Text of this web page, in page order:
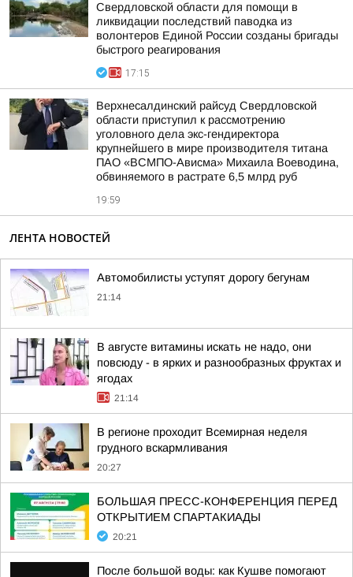
Свердловской области для помощи в
ликвидации последствий паводка из
волонтеров Единой России созданы бригады
быстрого реагирования
17:15
Верхнесалдинский райсуд Свердловской
области приступил к рассмотрению
уголовного дела экс-гендиректора
крупнейшего в мире производителя титана
ПАО «ВСМПО-Ависма» Михаила Воеводина,
обвиняемого в растрате 6,5 млрд руб
19:59
ЛЕНТА НОВОСТЕЙ
Автомобилисты уступят дорогу бегунам
21:14
В августе витамины искать не надо, они
повсюду - в ярких и разнообразных фруктах и
ягодах
21:14
В регионе проходит Всемирная неделя
грудного вскармливания
20:27
БОЛЬШАЯ ПРЕСС-КОНФЕРЕНЦИЯ ПЕРЕД
ОТКРЫТИЕМ СПАРТАКИАДЫ
20:21
После большой воды: как Кушве помогают